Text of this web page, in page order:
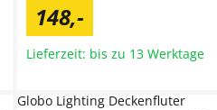
148,-
Lieferzeit: bis zu 13 Werktage
Globo Lighting Deckenfluter